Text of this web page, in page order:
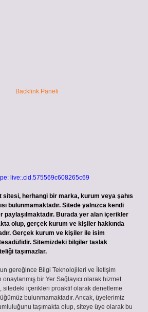
live:.cid.575569c608265c69
sitesi, herhangi bir marka, kurum veya şahıs
bulunmamaktadır. Sitede yalnızca kendi
paylaşılmaktadır. Burada yer alan içerikler
olup, gerçek kurum ve kişiler hakkında
Gerçek kurum ve kişiler ile isim
Sitemizdeki bilgiler taslak
taşımazlar.
gereğince Bilgi Teknolojileri ve İletişim
onaylanmış bir Yer Sağlayıcı olarak hizmet
sitedeki içerikleri proaktif olarak denetleme
bulunmamaktadır. Ancak, üyelerimiz
taşımakta olup, siteye üye olarak bu